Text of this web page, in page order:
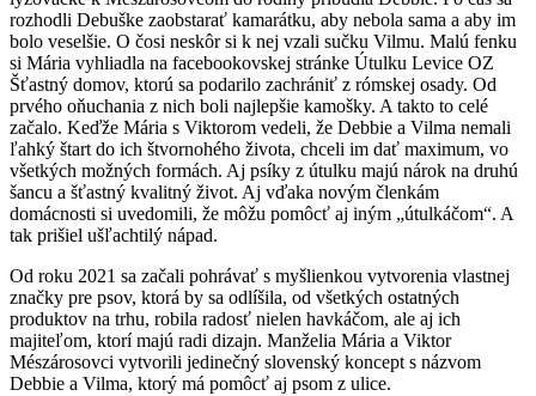
rozhodli Debuške zaobstarať kamarátku, aby nebola sama a aby im
bolo veselšie. O čosi neskôr si k nej vzali sučku Vilmu. Malú fenku
si Mária vyhliadla na facebookovskej stránke Útulku Levice OZ
Šťastný domov, ktorú sa podarilo zachrániť z rómskej osady. Od
prvého oňuchania z nich boli najlepšie kamošky. A takto to celé
začalo. Keďže Mária s Viktorom vedeli, že Debbie a Vilma nemali
ľahký štart do ich štvornohého života, chceli im dať maximum, vo
všetkých možných formách. Aj psíky z útulku majú nárok na druhú
šancu a šťastný kvalitný život. Aj vďaka novým členkám
domácnosti si uvedomili, že môžu pomôcť aj iným „útulkáčom“. A
tak prišiel ušľachtilý nápad.
Od roku 2021 sa začali pohrávať s myšlienkou vytvorenia vlastnej
značky pre psov, ktorá by sa odlíšila, od všetkých ostatných
produktov na trhu, robila radosť nielen havkáčom, ale aj ich
majiteľom, ktorí majú radi dizajn. Manželia Mária a Viktor
Mészárosovci vytvorili jedinečný slovenský koncept s názvom
Debbie a Vilma, ktorý má pomôcť aj psom z ulice.